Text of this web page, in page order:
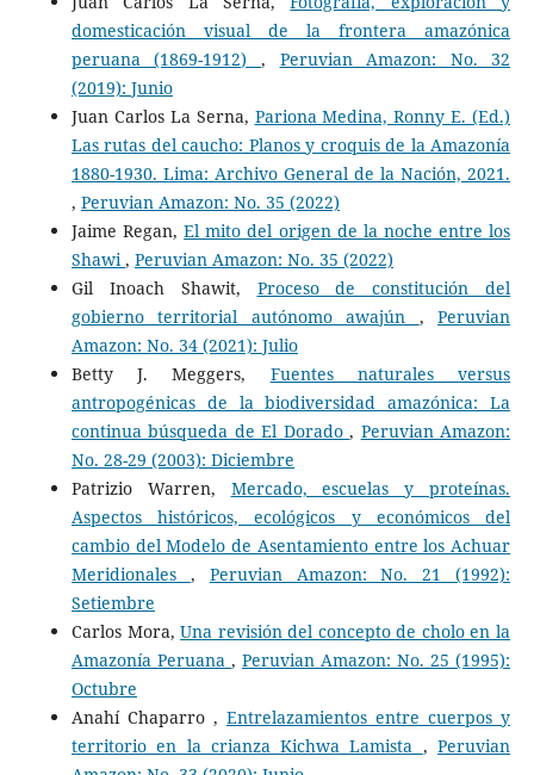
domesticación visual de la frontera amazónica
peruana (1869-1912) , Peruvian Amazon: No. 32
(2019): Junio
Juan Carlos La Serna, Pariona Medina, Ronny E. (Ed.)
Las rutas del caucho: Planos y croquis de la Amazonía
1880-1930. Lima: Archivo General de la Nación, 2021.
, Peruvian Amazon: No. 35 (2022)
Jaime Regan,El mito del origen de la noche entre los
Shawi, Peruvian Amazon: No. 35 (2022)
Gil Inoach Shawit, Proceso de constitución del
gobierno territorial autónomo awajún ,Peruvian
Amazon: No. 34 (2021): Julio
Betty J. Meggers, Fuentes naturales versus
antropogénicas de la biodiversidad amazónica: La
continua búsqueda de El Dorado, Peruvian Amazon:
No. 28-29 (2003): Diciembre
Patrizio Warren, Mercado, escuelas y proteínas.
Aspectos históricos, ecológicos y económicos del
cambio del Modelo de Asentamiento entre los Achuar
Meridionales , Peruvian Amazon: No. 21 (1992):
Setiembre
Carlos Mora,Una revisión del concepto de cholo en la
Amazonía Peruana ,Peruvian Amazon: No. 25 (1995):
Octubre
Anahí Chaparro , Entrelazamientos entre cuerpos y
territorio en la crianza Kichwa Lamista ,Peruvian